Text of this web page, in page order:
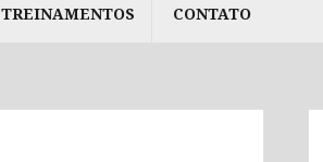
TREINAMENTOS CONTATO